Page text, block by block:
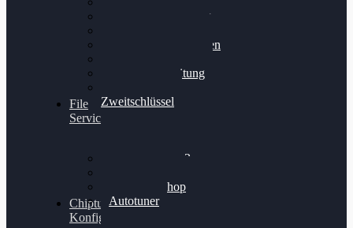
Getriebeoptimierung
Bremsscheiben planen
Felgenaufbereitung
Zweitschlüssel
File
Service
Alientech Kess3
Alientech Shop
Autotuner
Chiptuning
Konfigurator